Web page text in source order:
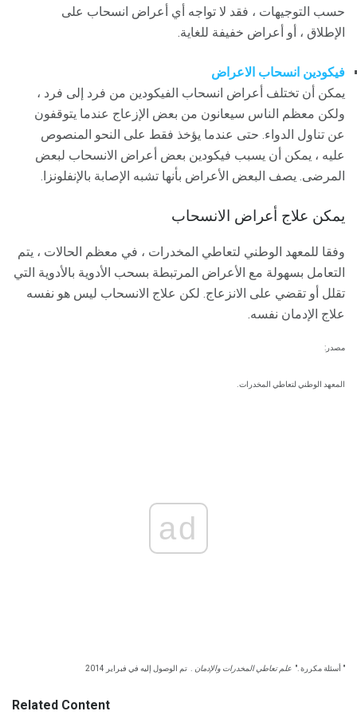
حسب التوجيهات ، فقد لا تواجه أي أعراض انسحاب على
الإطلاق ، أو أعراض خفيفة للغاية.
فيكودين انسحاب الاعراض
يمكن أن تختلف أعراض انسحاب الفيكودين من فرد إلى فرد ،
ولكن معظم الناس سيعانون من بعض الإزعاج عندما يتوقفون
عن تناول الدواء. حتى عندما يؤخذ فقط على النحو المنصوص
عليه ، يمكن أن يسبب فيكودين بعض أعراض الانسحاب لبعض
المرضى. يصف البعض الأعراض بأنها تشبه الإصابة بالإنفلونزا.
يمكن علاج أعراض الانسحاب
وفقا للمعهد الوطني لتعاطي المخدرات ، في معظم الحالات ، يتم
التعامل بسهولة مع الأعراض المرتبطة بسحب الأدوية بالأدوية التي
تقلل أو تقضي على الانزعاج. لكن علاج الانسحاب ليس هو نفسه
علاج الإدمان نفسه.
مصدر:
المعهد الوطني لتعاطي المخدرات.
ad
" أسئلة مكررة ." علم تعاطي المخدرات والإدمان تم الوصول إليه في فبراير 2014
Related Content